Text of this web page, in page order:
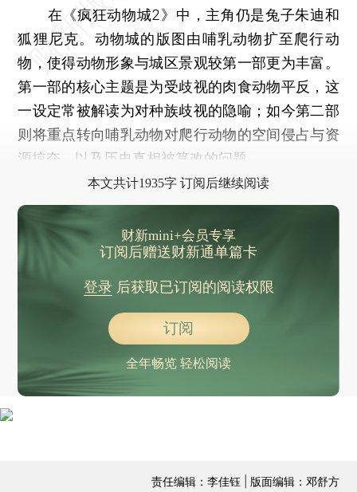
在《疯狂动物城2》中，主角仍是兔子朱迪和
狐狸尼克。动物城的版图由哺乳动物扩至爬行动
物，使得动物形象与城区景观较第一部更为丰富。
第一部的核心主题是为受歧视的肉食动物平反，这
一设定常被解读为对种族歧视的隐喻；如今第二部
则将重点转向哺乳动物对爬行动物的空间侵占与资
源掠夺，以及历史真相被篡改的问题。
本文共计1935字 订阅后继续阅读
财新mini+会员专享
订阅后赠送财新通单篇卡
登录后获取已订阅的阅读权限
订阅
全年畅览 轻松阅读
责任编辑：李佳钰 | 版面编辑：邓舒方